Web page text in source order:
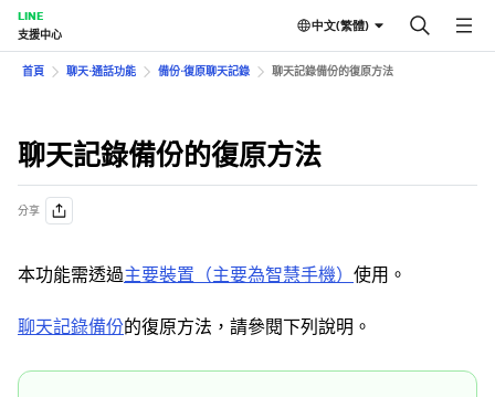
LINE
支援中心
中文(繁體)
首頁 聊天⋅通話功能 備份⋅復原聊天記錄 聊天記錄備份的復原方法
聊天記錄備份的復原方法
分享
本功能需透過主要裝置（主要為智慧手機） 使用。
聊天記錄備份的復原方法，請參閱下列說明。